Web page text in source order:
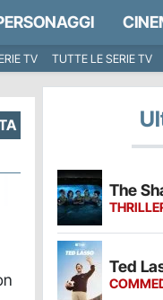
TV TUTTE LE SERIE TV
The
Ted